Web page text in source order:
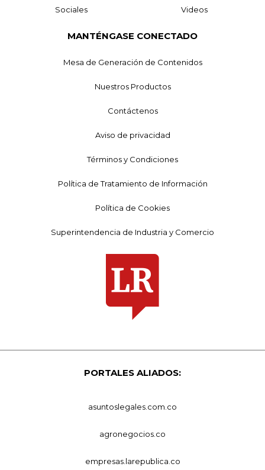
Sociales Videos
MANTÉNGASE CONECTADO
Mesa de Generación de Contenidos
Nuestros Productos
Contáctenos
Aviso de privacidad
Términos y Condiciones
Política de Tratamiento de Información
Política de Cookies
Superintendencia de Industria y Comercio
PORTALES ALIADOS:
asuntoslegales.com.co
agronegocios.co
empresas.larepublica.co